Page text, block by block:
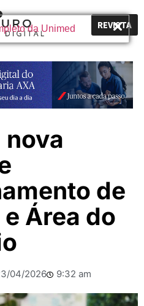
REVISTA
nova
de
Área do
04/2026 9:32 am